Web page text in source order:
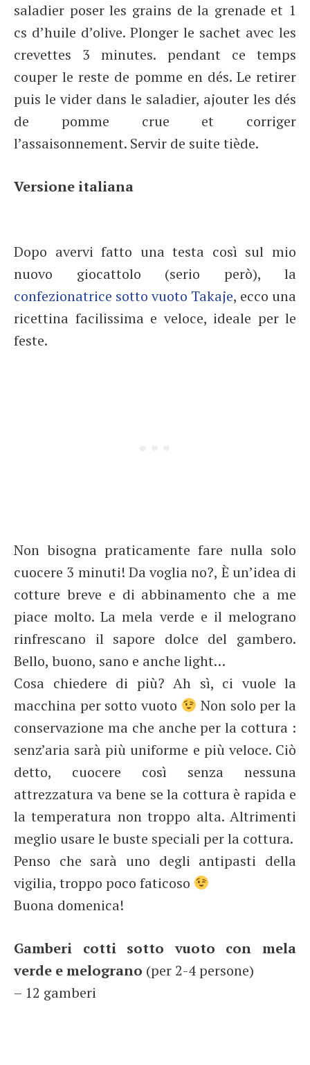
saladier poser les grains de la grenade et 1
cs d’huile d’olive. Plonger le sachet avec les
crevettes 3 minutes. pendant ce temps
couper le reste de pomme en dés. Le retirer
puis le vider dans le saladier, ajouter les dés
de pomme crue et corriger
l’assaisonnement. Servir de suite tiède.
Versione italiana
Dopo avervi fatto una testa così sul mio
nuovo giocattolo (serio però), la
confezionatrice sotto vuoto Takaje, ecco una
ricettina facilissima e veloce, ideale per le
feste.
Non bisogna praticamente fare nulla solo
cuocere 3 minuti! Da voglia no?, È un’idea di
cotture breve e di abbinamento che a me
piace molto. La mela verde e il melograno
rinfrescano il sapore dolce del gambero.
Bello, buono, sano e anche light…
Cosa chiedere di più? Ah sì, ci vuole la
macchina per sotto vuoto
Non solo per la
conservazione ma che anche per la cottura :
senz’aria sarà più uniforme e più veloce. Ciò
detto, cuocere così senza nessuna
attrezzatura va bene se la cottura è rapida e
la temperatura non troppo alta. Altrimenti
meglio usare le buste speciali per la cottura.
Penso che sarà uno degli antipasti della
vigilia, troppo poco faticoso
Buona domenica!
Gamberi cotti sotto vuoto con mela
verde e melograno (per 2-4 persone)
– 12 gamberi